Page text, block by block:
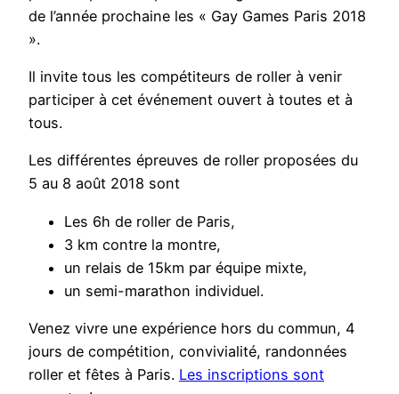
de l’année prochaine les « Gay Games Paris 2018
».
Il invite tous les compétiteurs de roller à venir
participer à cet événement ouvert à toutes et à
tous.
Les différentes épreuves de roller proposées du
5 au 8 août 2018 sont
Les 6h de roller de Paris,
3 km contre la montre,
un relais de 15km par équipe mixte,
un semi-marathon individuel.
Venez vivre une expérience hors du commun, 4
jours de compétition, convivialité, randonnées
roller et fêtes à Paris. Les inscriptions sont